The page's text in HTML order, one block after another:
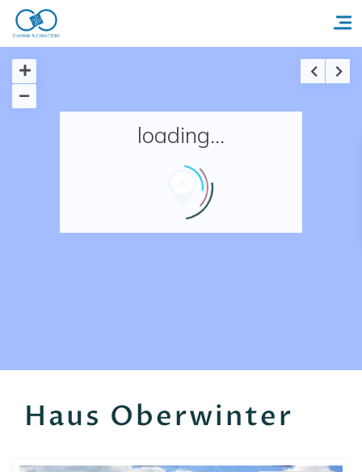
Accueil
Nos adresses en France
loading...
Haus Oberwinter